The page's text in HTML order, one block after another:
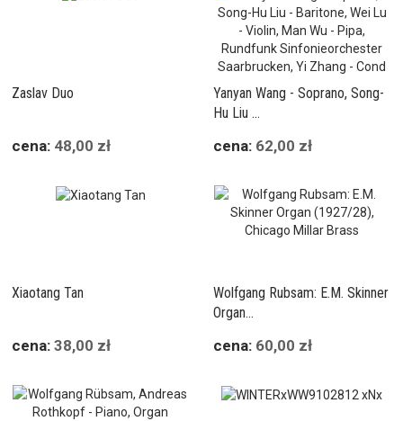
Zaslav Duo
cena: 48,00 zł
Yanyan Wang - Soprano, Song-
Hu Liu ...
cena: 62,00 zł
Xiaotang Tan
cena: 38,00 zł
Wolfgang Rubsam: E.M. Skinner
Organ...
cena: 60,00 zł